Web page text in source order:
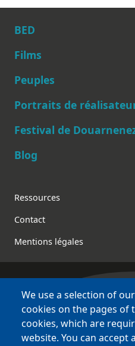
Main
BED
Films
Peuples
Portraits de
Festival de
Blog
Footer
Ressources
Contact
Mentions légales
Bretagne
des sites variés !
BCD
We use a selection of
cookies on the pages of
cookies, which are
website. You can accept